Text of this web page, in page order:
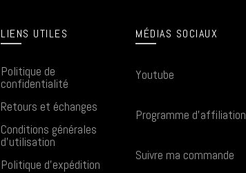
LIENS UTILES
Politique de
confidentialité
Retours et échanges
Conditions générales
d'utilisation
Politique d'expédition
MÉDIAS SOCIAUX
Youtube
Programme d'affiliation
Suivre ma commande